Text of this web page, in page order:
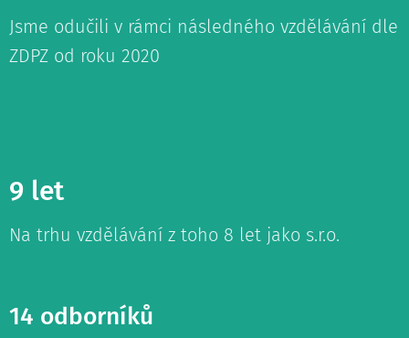
Jsme odučili v rámci následného vzdělávání dle
ZDPZ od roku 2020
9 let
Na trhu vzdělávání z toho 8 let jako s.r.o.
14 odborníků